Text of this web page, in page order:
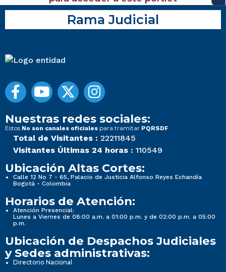
Rama Judicial
Nuestras redes sociales:
Estos No son canales oficiales para tramitar PQRSDF
Total de Visitantes : 22211845
Visitantes Últimas 24 horas : 110549
Ubicación Altas Cortes:
Calle 12 No 7 - 65, Palacio de Justicia Alfonso Reyes Echandía
Bogotá - Colombia
Horarios de Atención:
Atención Presencial:
Lunes a Viernes de 08:00 a.m. a 01:00 p.m. y de 02:00 p.m. a 05:00
p.m.
Ubicación de Despachos Judiciales
y Sedes administrativas:
Directorio Nacional